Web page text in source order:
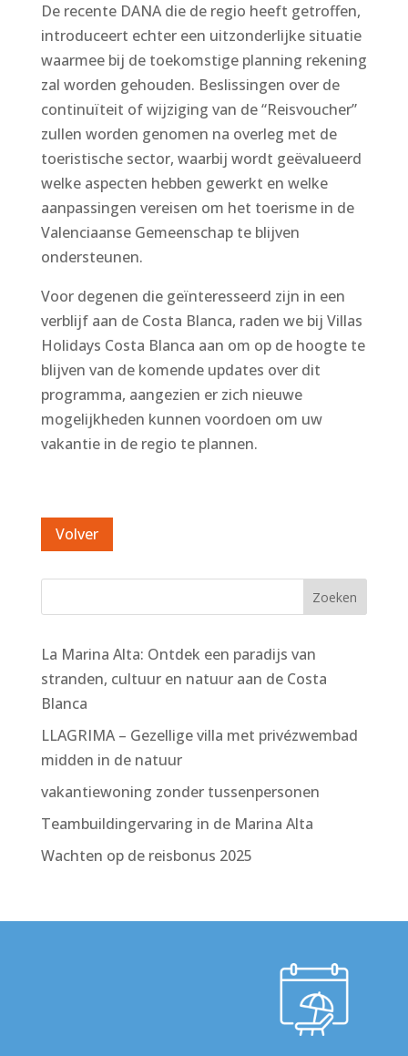
De recente DANA die de regio heeft getroffen,
introduceert echter een uitzonderlijke situatie
waarmee bij de toekomstige planning rekening
zal worden gehouden. Beslissingen over de
continuïteit of wijziging van de “Reisvoucher”
zullen worden genomen na overleg met de
toeristische sector, waarbij wordt geëvalueerd
welke aspecten hebben gewerkt en welke
aanpassingen vereisen om het toerisme in de
Valenciaanse Gemeenschap te blijven
ondersteunen.
Voor degenen die geïnteresseerd zijn in een
verblijf aan de Costa Blanca, raden we bij Villas
Holidays Costa Blanca aan om op de hoogte te
blijven van de komende updates over dit
programma, aangezien er zich nieuwe
mogelijkheden kunnen voordoen om uw
vakantie in de regio te plannen.
La Marina Alta: Ontdek een paradijs van
stranden, cultuur en natuur aan de Costa
Blanca
LLAGRIMA – Gezellige villa met privézwembad
midden in de natuur
vakantiewoning zonder tussenpersonen
Teambuildingervaring in de Marina Alta
Wachten op de reisbonus 2025